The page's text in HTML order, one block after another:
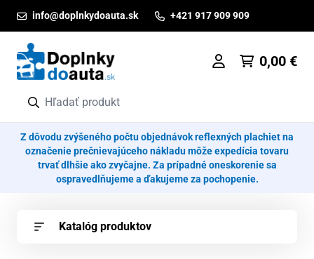
info@doplnkydoauta.sk +421 917 909 909
0,00 €
Z dôvodu zvýšeného počtu objednávok reflexných plachiet na
označenie prečnievajúceho nákladu môže expedícia tovaru
trvať dlhšie ako zvyčajne. Za prípadné oneskorenie sa
ospravedlňujeme a ďakujeme za pochopenie.
Katalóg produktov